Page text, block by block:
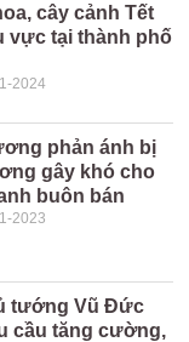
cây cảnh Tết
vực tại thành phố
2024
phản ánh bị
gây khó cho
buôn bán
2023
tướng Vũ Đức
cầu tăng cường,